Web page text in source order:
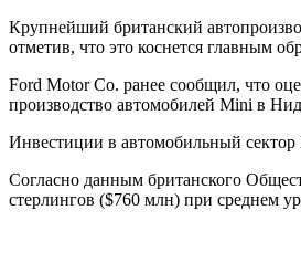
Крупнейший британский
отметив, что это коснется главным
Ford Motor Co. ранее сообщил, что
производство автомобилей Mini в
Инвестиции в автомобильный сектор
Согласно данным британского
стерлингов ($760 млн) при среднем